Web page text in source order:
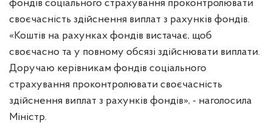
фондів соціального страхування проконтролювати
своєчасність здійснення виплат з рахунків фондів.
«Коштів на рахунках фондів вистачає, щоб
своєчасно та у повному обсязі здійснювати виплати.
Доручаю керівникам фондів соціального
страхування проконтролювати своєчасність
здійснення виплат з рахунків фондів», - наголосила
Міністр.